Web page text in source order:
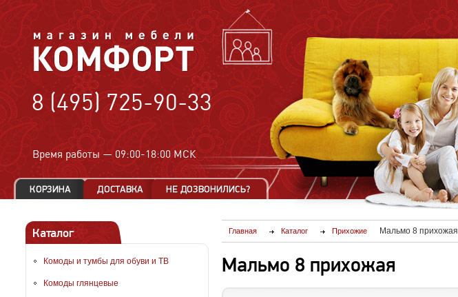
8 (495) 725-90-33
Время работы — 09:00-18:00 МСК
Каталог
Комоды и тумбы для обуви и ТВ
Комоды глянцевые
Главная Каталог Прихожие Мальмо 8 прихожая
Мальмо 8 прихожая